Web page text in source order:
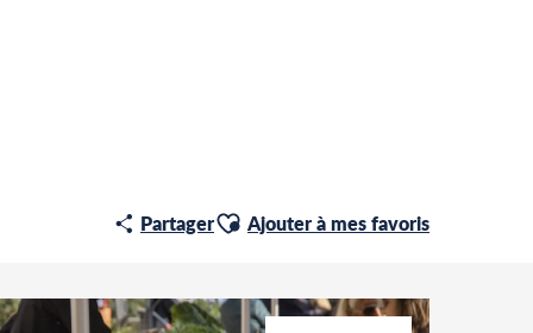
PartagerAjouter aux favoris
Ajouter à mes favoris